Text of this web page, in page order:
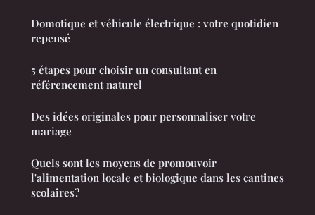
Domotique et véhicule électrique : votre quotidien
repensé
5 étapes pour choisir un consultant en
référencement naturel
Des idées originales pour personnaliser votre
mariage
Quels sont les moyens de promouvoir
l'alimentation locale et biologique dans les cantines
scolaires?